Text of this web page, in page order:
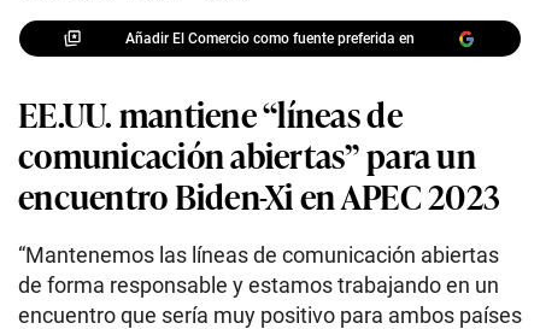
Añadir El Comercio como fuente preferida en
EE.UU. mantiene “líneas de
comunicación abiertas” para un
encuentro Biden-Xi en APEC 2023
“Mantenemos las líneas de comunicación abiertas
de forma responsable y estamos trabajando en un
encuentro que sería muy positivo para ambos países